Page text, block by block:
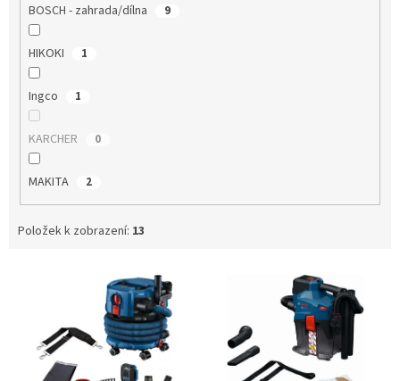
BOSCH - zahrada/dílna 9
HIKOKI 1
Ingco 1
KARCHER 0
MAKITA 2
Položek k zobrazení: 13